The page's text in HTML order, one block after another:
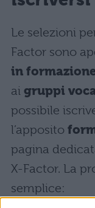
Le selezioni
Factor sono
in
ai gruppi
possibile
l’apposito
pagina
X-Factor. La
semplice: